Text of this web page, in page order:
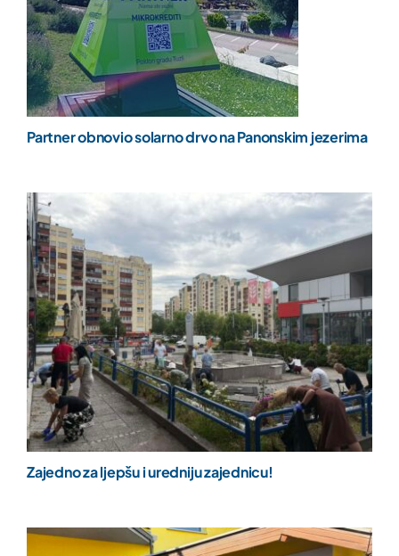
Partner obnovio solarno drvo na Panonskim jezerima
Zajedno za ljepšu i uredniju zajednicu!